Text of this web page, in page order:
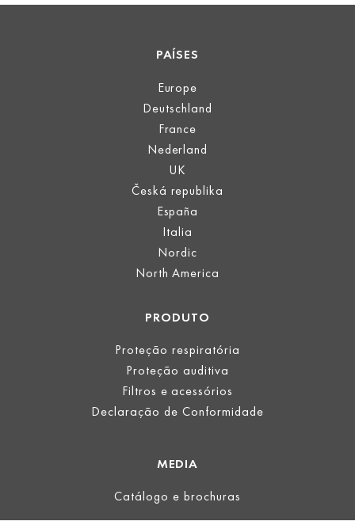
PAÍSES
Europe
Deutschland
France
Nederland
UK
Česká republika
España
Italia
Nordic
North America
PRODUTO
Proteção respiratória
Proteção auditiva
Filtros e acessórios
Declaração de Conformidade
MEDIA
Catálogo e brochuras